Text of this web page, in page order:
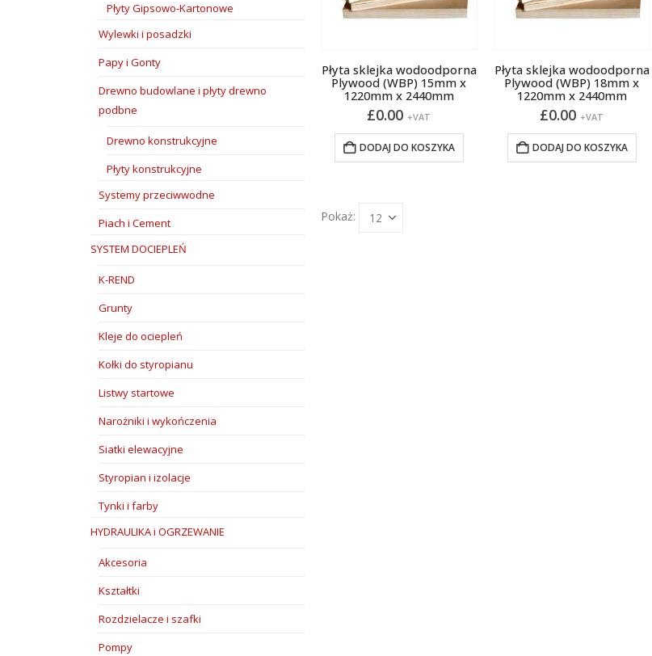
Płyta sklejka wodoodporna
Plywood (WBP) 15mm x
1220mm x 2440mm
£0.00 +VAT
DODAJ DO KOSZYKA
Płyta sklejka wodoodporna
Plywood (WBP) 18mm x
1220mm x 2440mm
£0.00 +VAT
DODAJ DO KOSZYKA
Pokaż:
Płyty Gipsowo-Kartonowe
Wylewki i posadzki
Papy i Gonty
Drewno budowlane i płyty drewno
podbne
Drewno konstrukcyjne
Płyty konstrukcyjne
Systemy przeciwwodne
Piach i Cement
SYSTEM DOCIEPLEŃ
K-REND
Grunty
Kleje do ociepleń
Kołki do styropianu
Listwy startowe
Narożniki i wykończenia
Siatki elewacyjne
Styropian i izolacje
Tynki i farby
HYDRAULIKA i OGRZEWANIE
Akcesoria
Kształtki
Rozdzielacze i szafki
Pompy